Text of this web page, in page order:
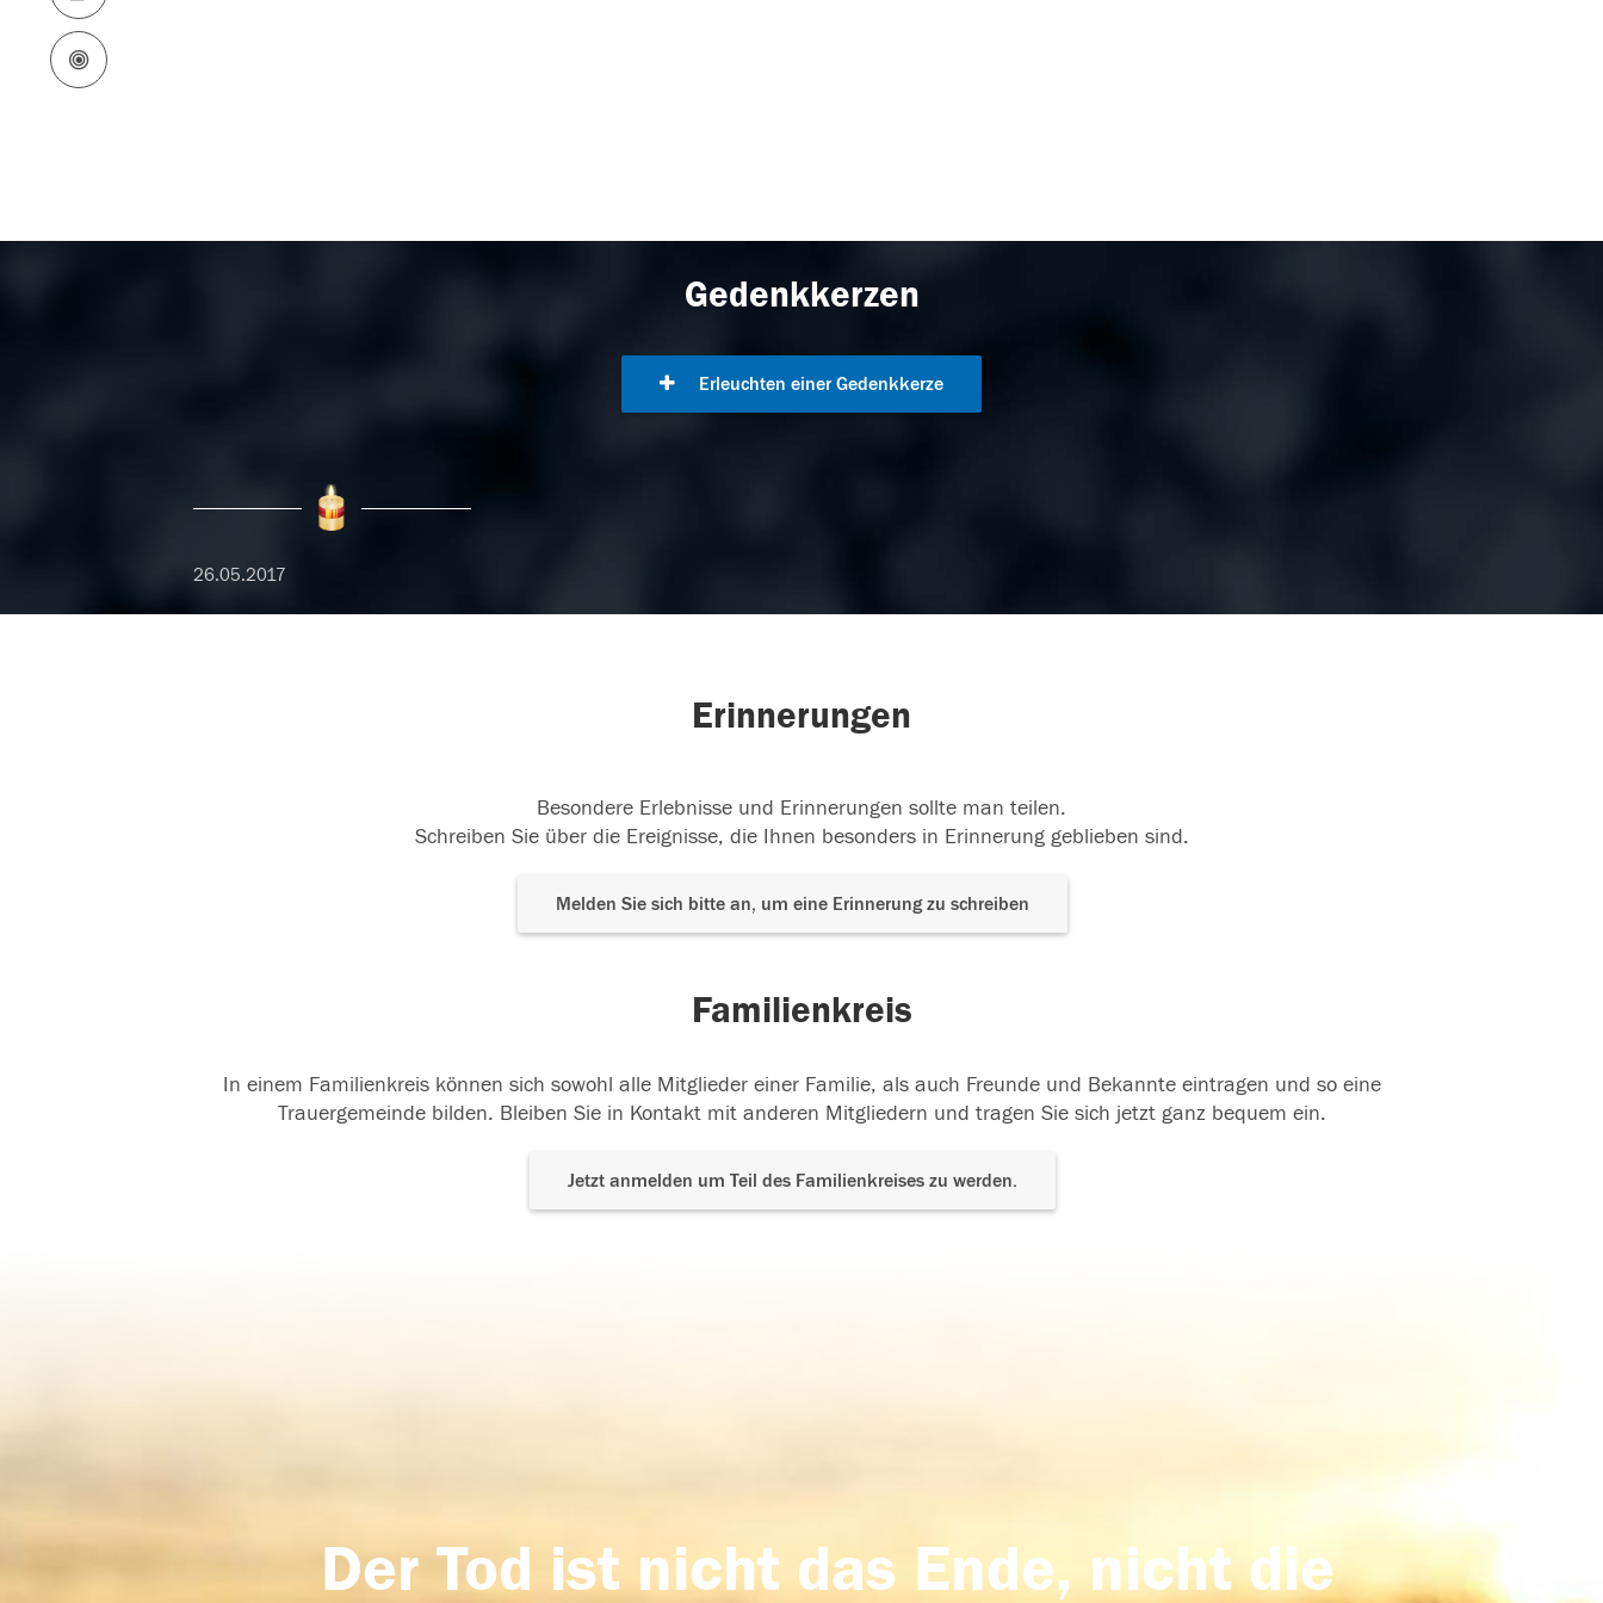
Gedenkkerzen
Erleuchten einer Gedenkkerze
26.05.2017
Erinnerungen
Besondere Erlebnisse und Erinnerungen sollte man teilen.
Schreiben Sie über die Ereignisse, die Ihnen besonders in Erinnerung geblieben sind.
Melden Sie sich bitte an, um eine Erinnerung zu schreiben
Familienkreis
In einem Familienkreis können sich sowohl alle Mitglieder einer Familie, als auch Freunde und Bekannte eintragen und so eine
Trauergemeinde bilden. Bleiben Sie in Kontakt mit anderen Mitgliedern und tragen Sie sich jetzt ganz bequem ein.
Jetzt anmelden um Teil des Familienkreises zu werden.
Der Tod ist nicht das Ende, nicht die